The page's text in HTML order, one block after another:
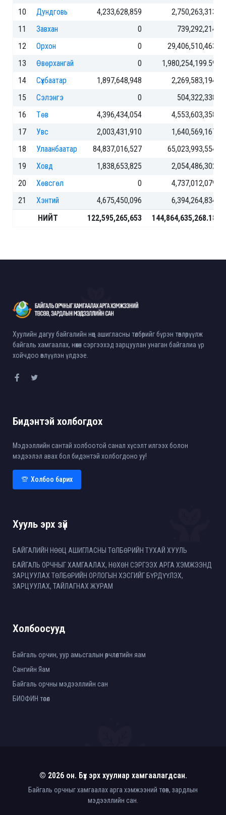
10
Дундговь 4,233,628,859
2,750,263,313
11
Завхан 0
739,292,214
12
Орхон 0
29,406,510,463
13
Өвөрхангай 0
1,980,254,199.59
14
Сүхбаатар 1,897,648,948
2,269,583,194
15
Сэлэнгэ 0
504,322,338
16
Төв 4,396,434,054
4,553,603,358
17
Увс 2,003,431,910
1,640,569,167
18
Улаанбаатар 84,837,016,527
65,023,993,554
19
Ховд 1,838,653,825
2,054,486,302
20
Хөвсгөл 0
4,737,012,079
21
Хэнтий 4,675,450,096
6,394,264,834
НИЙТ
122,595,265,653 144,864,635,268.18
Хуулийн дагуу байгалийн нөөц ашигласны төлбөрийг бүрэн төвлөрүүлж
байгаль хамгаалах, нөхөн сэргээхэд зарцуулан унаган байгалиа үр
хойчдоо өвлүүлэн үлдээе.
Хууль эрх зүй
БАЙГАЛИЙН НӨӨЦ АШИГЛАСНЫ ТӨЛБӨРИЙН ТУХАЙ ХУУЛЬ
БАЙГАЛЬ ОРЧНЫГ ХАМГААЛАХ, НӨХӨН СЭРГЭЭХ АРГА ХЭМЖЭЭНД
ЗАРЦУУЛАХ ТӨЛБӨРИЙН ОРЛОГЫН ХЭСГИЙГ БҮРДҮҮЛЭХ,
ЗАРЦУУЛАХ, ТАЙЛАГНАХ ЖУРАМ
Холбоосууд
Байгаль орчин, уур амьсгалын өөрчлөлтийн яам
Сангийн Яам
Байгаль орчны мэдээллийн сан
БИОФИН төсөл
Бидэнтэй холбогдох
Мэдээллийн сантай холбоотой санал хүсэлт илгээх болон
мэдээлэл авах бол бидэнтэй холбогдоно уу!
Холбоо барих
© 2026 он. Бүх эрх хуулиар хамгаалагдсан.
Байгаль орчныг хамгаалах арга хэмжээний төсөв, зардлын
мэдээллийн сан.